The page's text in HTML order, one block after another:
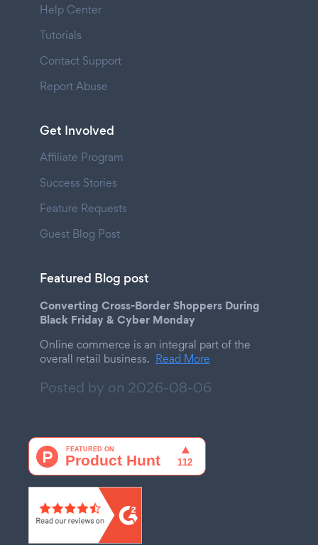
Help Center
Tutorials
Contact Support
Report Abuse
Get Involved
Affiliate Program
Success Stories
Feature Requests
Guest Blog Post
Featured Blog post
Converting Cross-Border Shoppers During
Black Friday & Cyber Monday
Online commerce is an integral part of the
overall retail business. Read More
Posted by on 2026-08-06